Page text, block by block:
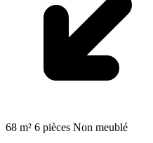
68 m² 6 pièces Non meublé